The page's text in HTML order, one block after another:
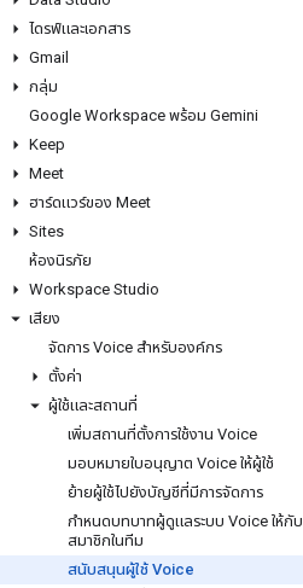
ไดรฟ์และเอกสาร
Gmail
กลุ่ม
Google Workspace พร้อม Gemini
Keep
Meet
ฮาร์ดแวร์ของ Meet
Sites
ห้องนิรภัย
Workspace Studio
เสียง
จัดการ Voice สำหรับองค์กร
ตั้งค่า
ผู้ใช้และสถานที่
เพิ่มสถานที่ตั้งการใช้งาน Voice
มอบหมายใบอนุญาต Voice ให้ผู้ใช้
ย้ายผู้ใช้ไปยังบัญชีที่มีการจัดการ
กำหนดบทบาทผู้ดูแลระบบ Voice ให้กับ
สมาชิกในทีม
สนับสนุนผู้ใช้ Voice